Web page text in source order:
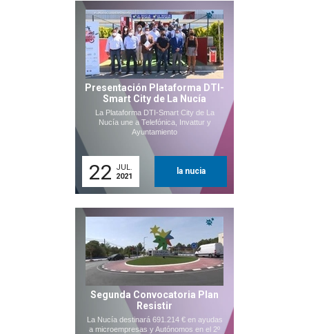
Presentación Plataforma DTI-
Smart City de La Nucía
La Plataforma DTI-Smart City de La
Nucía une a Telefónica, Invattur y
Ayuntamiento
22
JUL.
2021
la nucia
Segunda Convocatoria Plan
Resistir
La Nucía destinará 691.214 € en ayudas
a microempresas y Autónomos en el 2º